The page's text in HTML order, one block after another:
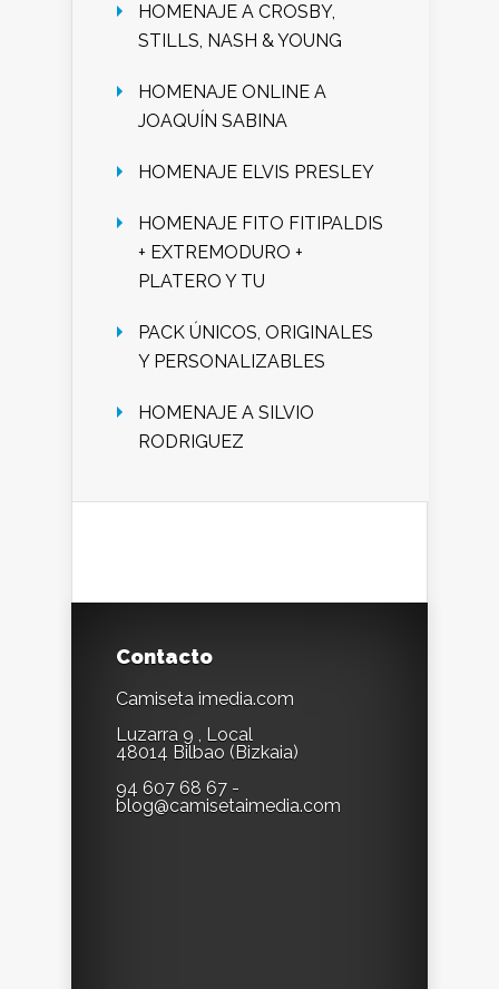
HOMENAJE A CROSBY,
STILLS, NASH & YOUNG
HOMENAJE ONLINE A
JOAQUÍN SABINA
HOMENAJE ELVIS PRESLEY
HOMENAJE FITO FITIPALDIS
+ EXTREMODURO +
PLATERO Y TU
PACK ÚNICOS, ORIGINALES
Y PERSONALIZABLES
HOMENAJE A SILVIO
RODRIGUEZ
Contacto
Camiseta imedia.com
Luzarra 9 , Local
48014 Bilbao (Bizkaia)
94 607 68 67 -
blog@camisetaimedia.com